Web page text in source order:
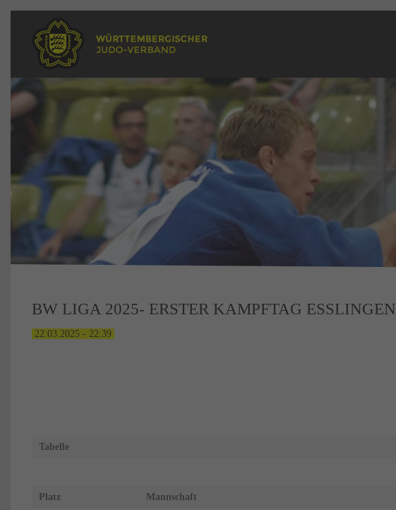
BW LIGA 2025- ERSTER KAMPFTAG ESSLINGEN
22.03.2025 - 22:39
Tabelle
Platz Mannschaft